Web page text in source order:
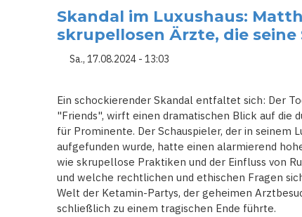
VERURTEILT:
80.000
EURO
STRAFE
HITLERGRUSS U
Skandal im Luxushaus:
skrupellosen Ärzte, die
Sa., 17.08.2024 - 13:03
Ein schockierender Skandal entfaltet sich: Der
"Friends", wirft einen dramatischen Blick auf die
für Prominente. Der Schauspieler, der in seinem
aufgefunden wurde, hatte einen alarmierend
wie skrupellose Praktiken und der Einfluss von
und welche rechtlichen und ethischen Fragen
Welt der Ketamin-Partys, der geheimen
schließlich zu einem tragischen Ende führte.